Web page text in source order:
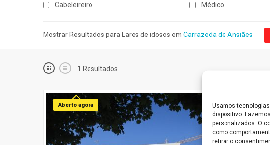
Usamos
dispositivo.
personalizados. O
como
retirar o
Cabeleireiro Médico
Mostrar Resultados para Lares de idosos em Carrazeda de Ansiães
1 Resultados
Aberto agora